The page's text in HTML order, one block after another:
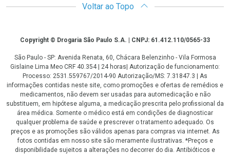
Voltar ao Topo
CopyrightCopyright © Drogaria São Paulo S.A. | CNPJ: 61.412.110/0565-33
São Paulo - SP: Avenida Renata, 60, Chácara Belenzinho - Vila Formosa
Gislaine Lima Meo CRF 40.354 | 24 horas| Autorização de funcionamento:
Processo: 2531.559767/2014-90 Autorização/MS: 7.31847.3 | As
informações contidas neste site, como promoções e ofertas de remédios e
medicamentos, não devem ser usadas para automedicação e não
substituem, em hipótese alguma, a medicação prescrita pelo profissional da
área médica. Somente o médico está em condições de diagnosticar
qualquer problema de saúde e prescrever o tratamento adequado. Os
preços e as promoções são válidos apenas para compras via internet. As
fotos contidas em nosso site são meramente ilustrativas. *Preços e
disponibilidade sujeitos a alterações no decorrer do dia. Antibióticos e